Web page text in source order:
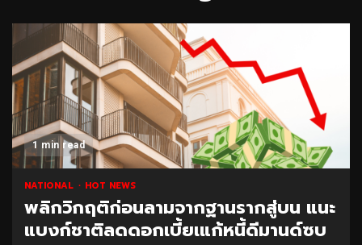
1 min read
NATIONAL HOT NEWS
พลิกวิกฤติก่อนลามจากฐานรากสู่บน แนะ
แบงก์ชาติลดดอกเบี้ยเแก้หนี้ดีมานด์ซบ